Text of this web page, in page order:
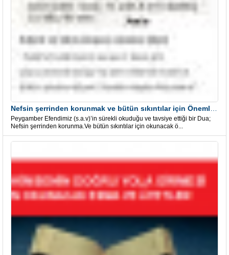
Peygamber Efendimiz (s.a.v)’in sürekli okuduğu ve tavsiye ettiği bir Dua;
Nefsin şerrinden korunma.Ve bütün sıkıntılar için okunacak ö...